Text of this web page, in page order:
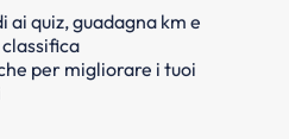
ai quiz, guadagna km e
per migliorare i tuoi